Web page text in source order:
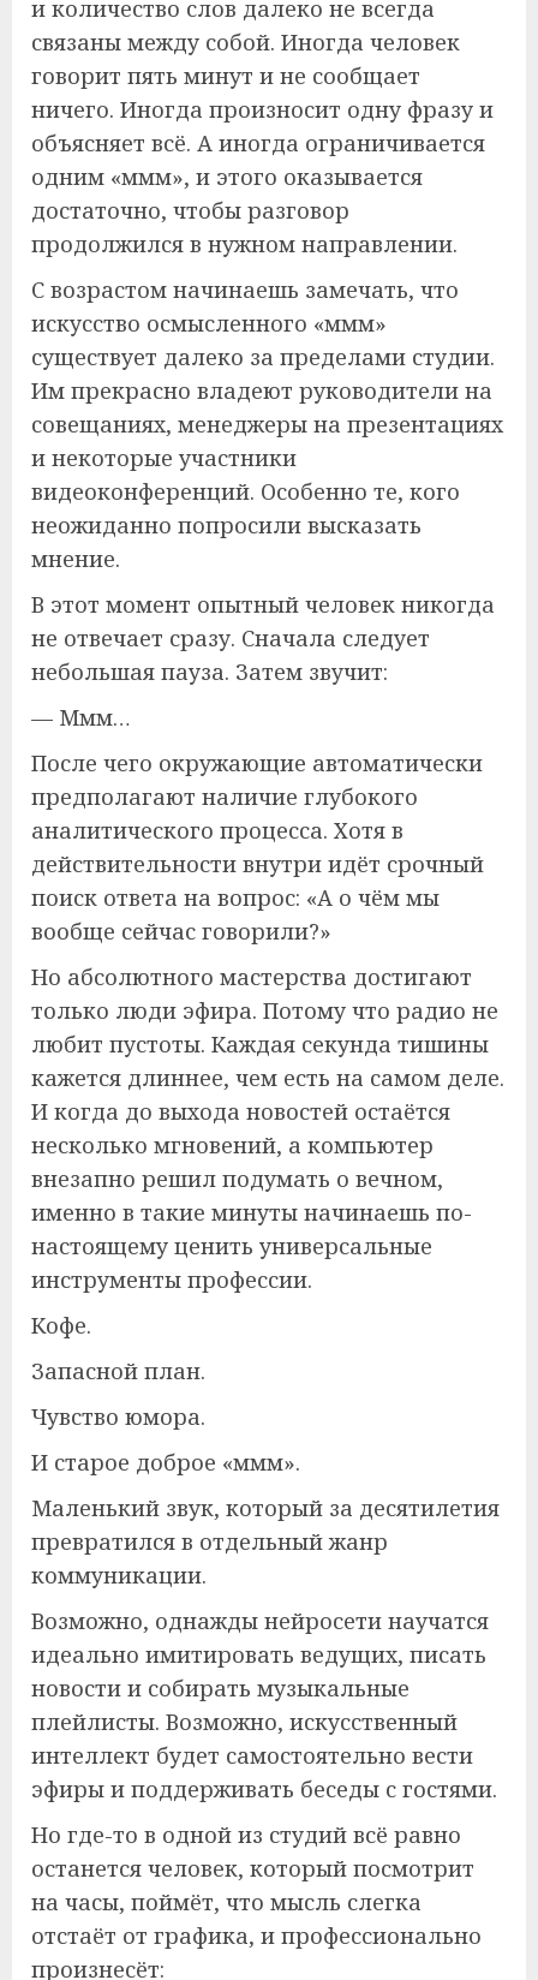
и количество слов далеко не всегда
связаны между собой. Иногда человек
говорит пять минут и не сообщает
ничего. Иногда произносит одну фразу и
объясняет всё. А иногда ограничивается
одним «ммм», и этого оказывается
достаточно, чтобы разговор
продолжился в нужном направлении.
С возрастом начинаешь замечать, что
искусство осмысленного «ммм»
существует далеко за пределами студии.
Им прекрасно владеют руководители на
совещаниях, менеджеры на презентациях
и некоторые участники
видеоконференций. Особенно те, кого
неожиданно попросили высказать
мнение.
В этот момент опытный человек никогда
не отвечает сразу. Сначала следует
небольшая пауза. Затем звучит:
— Ммм…
После чего окружающие автоматически
предполагают наличие глубокого
аналитического процесса. Хотя в
действительности внутри идёт срочный
поиск ответа на вопрос: «А о чём мы
вообще сейчас говорили?»
Но абсолютного мастерства достигают
только люди эфира. Потому что радио не
любит пустоты. Каждая секунда тишины
кажется длиннее, чем есть на самом деле.
И когда до выхода новостей остаётся
несколько мгновений, а компьютер
внезапно решил подумать о вечном,
именно в такие минуты начинаешь по-
настоящему ценить универсальные
инструменты профессии.
Кофе.
Запасной план.
Чувство юмора.
И старое доброе «ммм».
Маленький звук, который за десятилетия
превратился в отдельный жанр
коммуникации.
Возможно, однажды нейросети научатся
идеально имитировать ведущих, писать
новости и собирать музыкальные
плейлисты. Возможно, искусственный
интеллект будет самостоятельно вести
эфиры и поддерживать беседы с гостями.
Но где-то в одной из студий всё равно
останется человек, который посмотрит
на часы, поймёт, что мысль слегка
отстаёт от графика, и профессионально
произнесёт: